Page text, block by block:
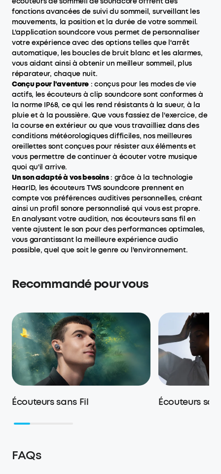
fonctions avancées de suivi du sommeil, surveillant les
mouvements, la position et la durée de votre sommeil.
L'application soundcore vous permet de personnaliser
votre expérience avec des options telles que l'arrêt
automatique, les boucles de bruit blanc et les alarmes,
vous aidant ainsi à obtenir un meilleur sommeil, plus
réparateur, chaque nuit.
Conçu pour l'aventure : conçus pour les modes de vie
actifs, les écouteurs à clip soundcore sont conformes à
la norme IP68, ce qui les rend résistants à la sueur, à la
pluie et à la poussière. Que vous fassiez de l'exercice, de
la course en extérieur ou que vous travailliez dans des
conditions météorologiques difficiles, nos meilleures
oreillettes sont conçues pour résister aux éléments et
vous permettre de continuer à écouter votre musique
quoi qu'il arrive.
Un son adapté à vos besoins: grâce à la technologie
HearID, les écouteurs TWS soundcore prennent en
compte vos préférences auditives personnelles, créant
ainsi un profil sonore personnalisé qui vous est propre.
En analysant votre audition, nos écouteurs sans fil en
vente ajustent le son pour des performances optimales,
vous garantissant la meilleure expérience audio
possible, quel que soit le genre ou l'environnement.
Recommandé pour vous
Écouteurs sans Fil Écouteurs
FAQs